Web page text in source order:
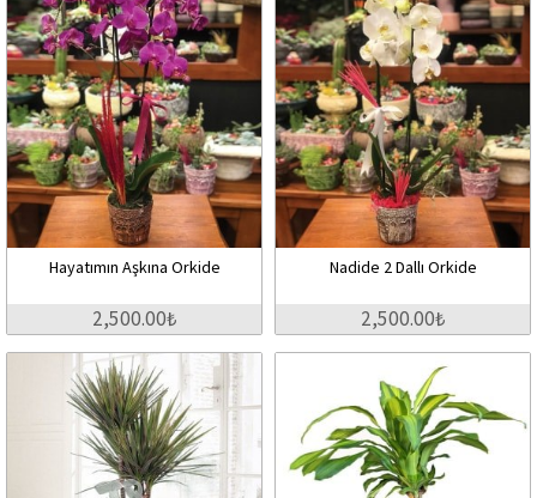
Hayatımın Aşkına Orkide
2,500.00₺
Nadide 2 Dallı Orkide
2,500.00₺